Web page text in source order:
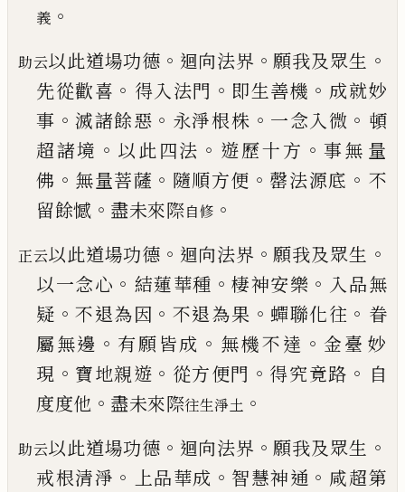
義 。
助云以此道場功德 。 迴向法界 。 願我及眾生 。
先從歡喜 。 得入法門 。 即生善機 。 成就妙
事 。 滅諸餘惡 。 永淨根株 。 一念入微 。 頓
超諸境 。 以此四法 。 遊歷十方 。 事無 量
佛 。 無量菩薩 。 隨順方便 。 罄法源底 。 不
留餘憾 。 盡未來際自修 。
正云以此道場功德 。 迴向法界 。 願我及眾生 。
以一念心 。 結蓮華種 。 棲神安樂 。 入品無
疑 。 不退為因 。 不退為果 。 蟬聯化往 。 眷
屬無邊 。 有願皆成 。 無機不達 。 金臺 妙
現 。 寶地親遊 。 從方便門 。 得究竟路 。 自
度度他 。 盡未來際往生淨土 。
助云以此道場功德 。 迴向法界 。 願我及眾生 。
戒根清淨 。 上品華成 。 智慧神通 。 咸超第